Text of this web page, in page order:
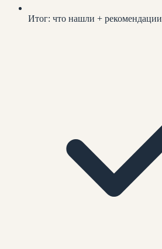
Итог: что нашли + рекомендации